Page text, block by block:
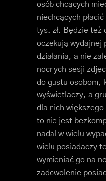
osób chcących
niechcących
tys. zł. Będzie też
oczekują wydajnej
działania, a nie
nocnych sesji
do gustu osobom,
wyświetlaczy, a
dla nich
to nie jest
nadal w wielu
wielu posiadaczy
wymieniać go na
zadowolenie